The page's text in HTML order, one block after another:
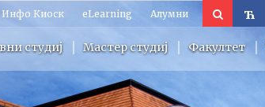
Ћ
Инфо Киоск eLearning Алумни
студиј Мастер студиј Факултет